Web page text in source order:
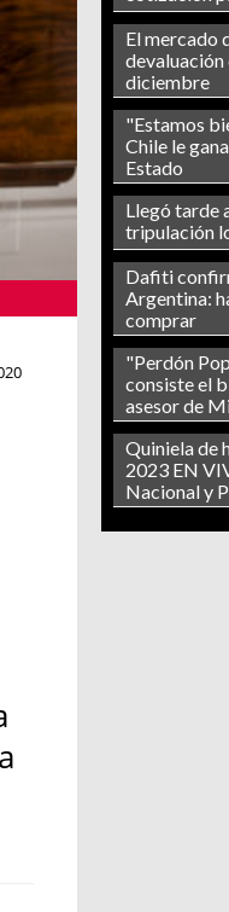
El mercado
devaluación
diciembre
"Estamos
Chile le
Estado
Llegó tarde
tripulación
Dafiti
Argentina:
comprar
"Perdón
consiste el
asesor de
Quiniela de
2023 EN
Nacional y